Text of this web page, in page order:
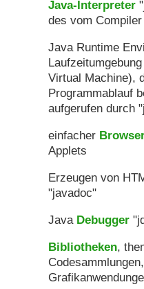
Java-Interpreter
des vom
Java Runtime
Virtual Machine),
Programmablauf
aufgerufen durch
einfacher
Applets
Erzeugen von
"javadoc"
Java Debugger
Bibliotheken,